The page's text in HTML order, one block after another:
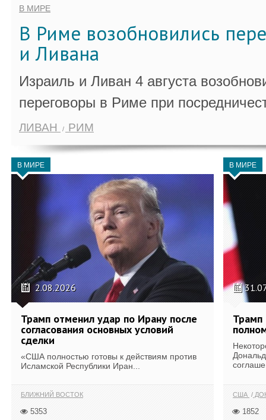
В МИРЕ
В Риме возобновились
и Ливана
Израиль и Ливан 4 августа
переговоры в Риме при
ЛИВАН РИМ
В МИРЕ
2.08.2026
Трамп отменил удар по Ирану после
согласования основных условий
сделки
«США полностью готовы к действиям против
Исламской Республики Иран...
БЛИЖНИЙ ВОСТОК
5353
В МИРЕ
Трамп
США
1852